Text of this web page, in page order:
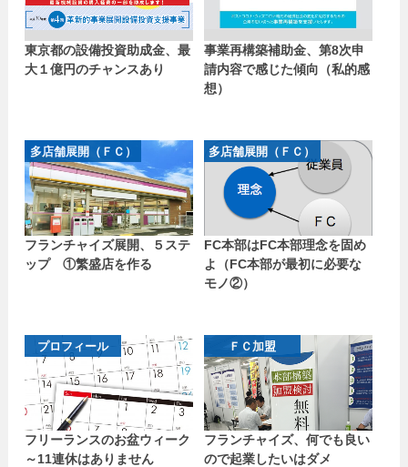
東京都の設備投資助成金、最
大１億円のチャンスあり
事業再構築補助金、第8次申
請内容で感じた傾向（私的感
想）
多店舗展開（ＦＣ）
フランチャイズ展開、５ステ
ップ ①繁盛店を作る
多店舗展開（ＦＣ）
FC本部はFC本部理念を固め
よ（FC本部が最初に必要な
モノ②）
プロフィール
フリーランスのお盆ウィーク
～11連休はありません
ＦＣ加盟
フランチャイズ、何でも良い
ので起業したいはダメ